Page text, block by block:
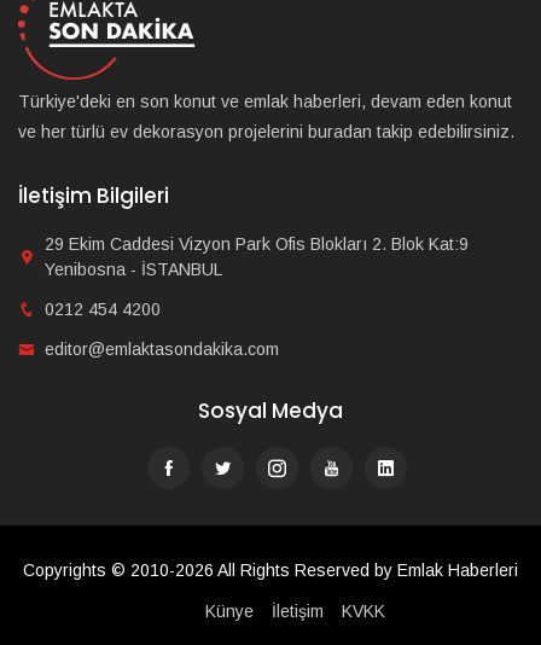
Türkiye'deki en son konut ve emlak haberleri, devam eden konut
ve her türlü ev dekorasyon projelerini buradan takip edebilirsiniz.
İletişim Bilgileri
29 Ekim Caddesi Vizyon Park Ofis Blokları 2. Blok Kat:9
Yenibosna - İSTANBUL
0212 454 4200
editor@emlaktasondakika.com
Sosyal Medya
Copyrights © 2010-2026 All Rights Reserved by Emlak Haberleri
Künye İletişim KVKK